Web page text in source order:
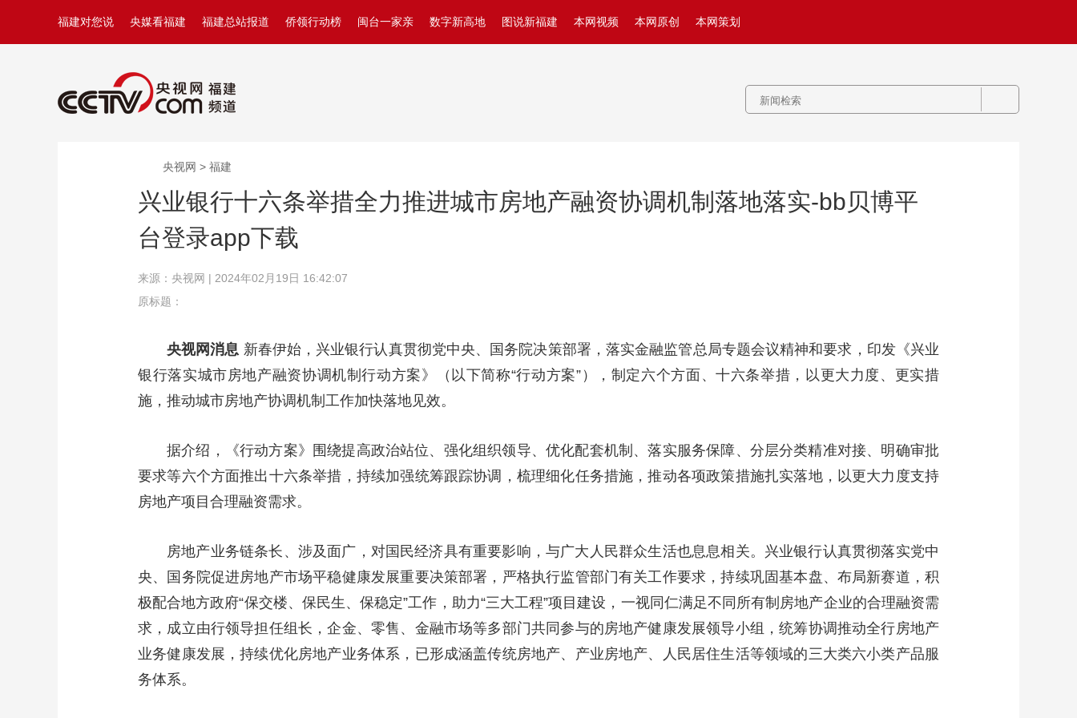
福建对您说 央媒看福建 福建总站报道 侨领行动榜 闽台一家亲 数字新高地 图说新福建 本网视频 本网原创 本网策划
央视网 > 福建
兴业银行十六条举措全力推进城市房地产融资协调机制落地落实-bb贝博平
台登录app下载
来源：央视网 | 2024年02月19日 16:42:07
原标题：
央视网消息 新春伊始，兴业银行认真贯彻党中央、国务院决策部署，落实金融监管总局专题会议精神和要求，印发《兴业
银行落实城市房地产融资协调机制行动方案》（以下简称“行动方案”），制定六个方面、十六条举措，以更大力度、更实措
施，推动城市房地产协调机制工作加快落地见效。
据介绍，《行动方案》围绕提高政治站位、强化组织领导、优化配套机制、落实服务保障、分层分类精准对接、明确审批
要求等六个方面推出十六条举措，持续加强统筹跟踪协调，梳理细化任务措施，推动各项政策措施扎实落地，以更大力度支持
房地产项目合理融资需求。
房地产业务链条长、涉及面广，对国民经济具有重要影响，与广大人民群众生活也息息相关。兴业银行认真贯彻落实党中
央、国务院促进房地产市场平稳健康发展重要决策部署，严格执行监管部门有关工作要求，持续巩固基本盘、布局新赛道，积
极配合地方政府“保交楼、保民生、保稳定”工作，助力“三大工程”项目建设，一视同仁满足不同所有制房地产企业的合理融资需
求，成立由行领导担任组长，企金、零售、金融市场等多部门共同参与的房地产健康发展领导小组，统筹协调推动全行房地产
业务健康发展，持续优化房地产业务体系，已形成涵盖传统房地产、产业房地产、人民居住生活等领域的三大类六小类产品服
务体系。